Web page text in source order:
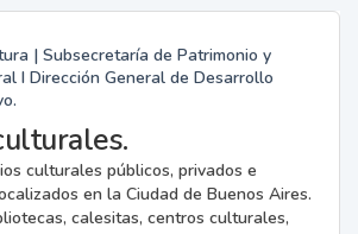
| Subsecretaría de Patrimonio y
I Dirección General de Desarrollo
culturales públicos, privados e
en la Ciudad de Buenos Aires.
calesitas, centros culturales,